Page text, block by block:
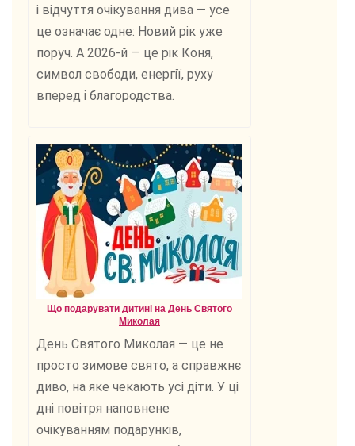
і відчуття очікування дива — усе
це означає одне: Новий рік уже
поруч. А 2026-й — це рік Коня,
символ свободи, енергії, руху
вперед і благородства.
Що подарувати дитині на День Святого
Миколая
День Святого Миколая — це не
просто зимове свято, а справжнє
диво, на яке чекають усі діти. У ці
дні повітря наповнене
очікуванням подарунків,